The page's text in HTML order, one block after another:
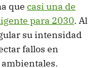
que casi una de
para 2030. Al
su intensidad
fallos en